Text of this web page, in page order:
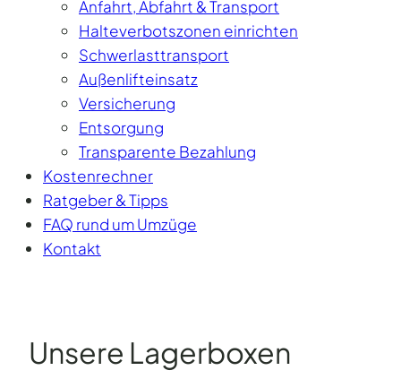
Anfahrt, Abfahrt & Transport
Halteverbotszonen einrichten
Schwerlasttransport
Außenlifteinsatz
Versicherung
Entsorgung
Transparente Bezahlung
Kostenrechner
Ratgeber & Tipps
FAQ rund um Umzüge
Kontakt
Unsere Lagerboxen